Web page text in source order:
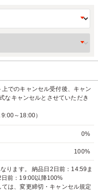
でのキャンセル受付後、キャン
なキャンセルとさせていただき
～18:00）
0%
100%
ります。 納品日2日前：14:59ま
前：19:00以降100%
は、変更締切・キャンセル規定